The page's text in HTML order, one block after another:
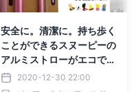
安全に。清潔に。持ち歩く
ことができるスヌーピーの
アルミストローがエコで隠
れたヒット商品に。
2020-12-30 22:00